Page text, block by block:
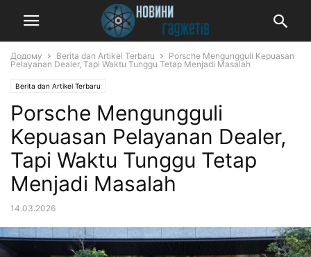
Додому Berita dan Artikel Terbaru
Porsche Mengungguli Kepuasan
Pelayanan Dealer, Tapi Waktu Tunggu Tetap Menjadi Masalah
Berita dan Artikel Terbaru
Porsche Mengungguli
Kepuasan Pelayanan Dealer,
Tapi Waktu Tunggu Tetap
Menjadi Masalah
14.03.2026